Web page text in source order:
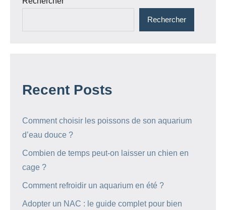
Rechercher
Recent Posts
Comment choisir les poissons de son aquarium
d’eau douce ?
Combien de temps peut-on laisser un chien en
cage ?
Comment refroidir un aquarium en été ?
Adopter un NAC : le guide complet pour bien